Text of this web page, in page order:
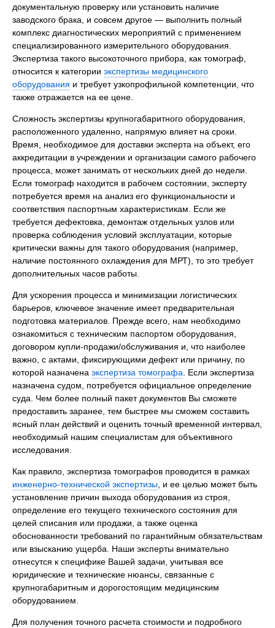
документальную проверку или установить наличие
заводского брака, и совсем другое — выполнить полный
комплекс диагностических мероприятий с применением
специализированного измерительного оборудования.
Экспертиза такого высокоточного прибора, как томограф,
относится к категории экспертизы медицинского
оборудования и требует узкопрофильной компетенции, что
также отражается на ее цене.
Сложность экспертизы крупногабаритного оборудования,
расположенного удаленно, напрямую влияет на сроки.
Время, необходимое для доставки эксперта на объект, его
аккредитации в учреждении и организации самого рабочего
процесса, может занимать от нескольких дней до недели.
Если томограф находится в рабочем состоянии, эксперту
потребуется время на анализ его функциональности и
соответствия паспортным характеристикам. Если же
требуется дефектовка, демонтаж отдельных узлов или
проверка соблюдения условий эксплуатации, которые
критически важны для такого оборудования (например,
наличие постоянного охлаждения для МРТ), то это требует
дополнительных часов работы.
Для ускорения процесса и минимизации логистических
барьеров, ключевое значение имеет предварительная
подготовка материалов. Прежде всего, нам необходимо
ознакомиться с техническим паспортом оборудования,
договором купли-продажи/обслуживания и, что наиболее
важно, с актами, фиксирующими дефект или причину, по
которой назначена экспертиза томографа. Если экспертиза
назначена судом, потребуется официальное определение
суда. Чем более полный пакет документов Вы сможете
предоставить заранее, тем быстрее мы сможем составить
ясный план действий и оценить точный временной интервал,
необходимый нашим специалистам для объективного
исследования.
Как правило, экспертиза томографов проводится в рамках
инженерно-технической экспертизы, и ее целью может быть
установление причин выхода оборудования из строя,
определение его текущего технического состояния для
целей списания или продажи, а также оценка
обоснованности требований по гарантийным обязательствам
или взысканию ущерба. Наши эксперты внимательно
отнесутся к специфике Вашей задачи, учитывая все
юридические и технические нюансы, связанные с
крупногабаритным и дорогостоящим медицинским
оборудованием.
Для получения точного расчета стоимости и подробного